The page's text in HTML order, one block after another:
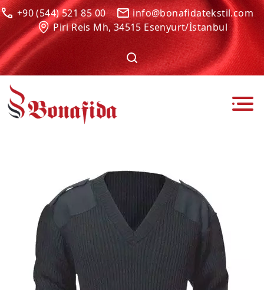
+90 (544) 521 85 00
info@bonafidatekstil.com
Piri Reis Mh, 34515 Esenyurt/İstanbul